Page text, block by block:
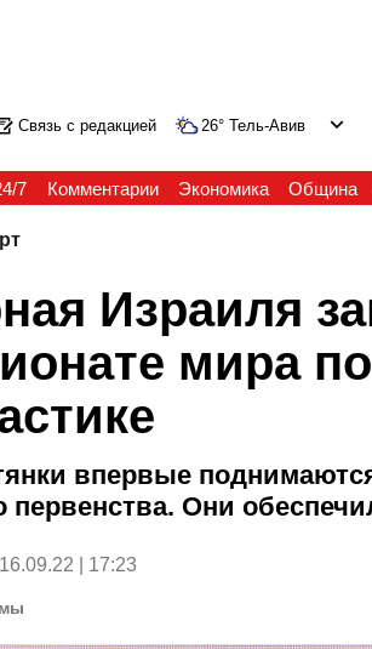
Связь с редакцией 26° Тель-Авив
7 Комментарии Экономика Община
Израиля
мира
впервые
первенства. Они
16.09.22 | 17:23